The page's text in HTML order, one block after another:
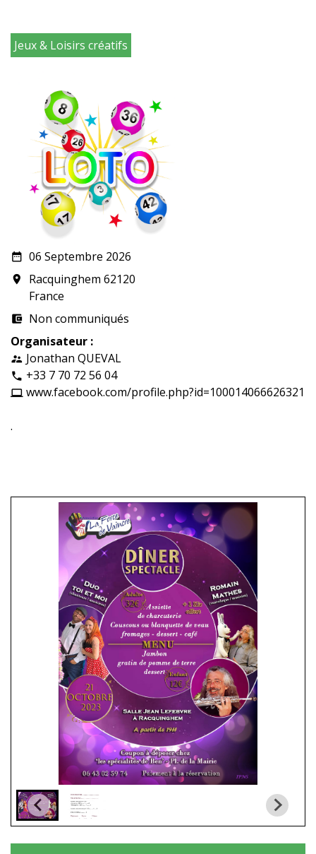
Jeux & Loisirs créatifs
date_range 06 Septembre 2026
room
Racquinghem 62120
France
account_balance_wallet Non communiqués
Organisateur :
supervisor_account Jonathan QUEVAL
phone +33 7 70 72 56 04
computer www.facebook.com/profile.php?id=100014066626321
.